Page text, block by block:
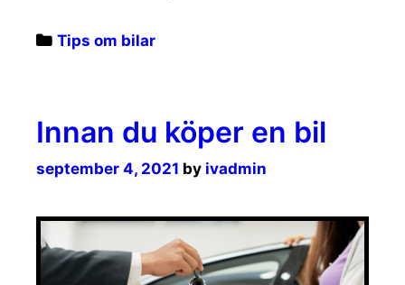
Categories
Tips om bilar
Innan du köper en bil
september 4, 2021 by ivadmin